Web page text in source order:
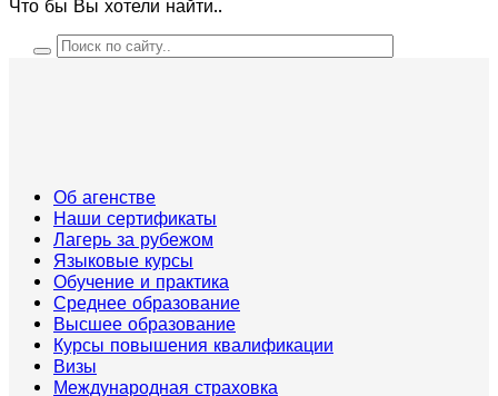
Что бы Вы хотели найти..
Об агенстве
Наши сертификаты
Лагерь за рубежом
Языковые курсы
Обучение и практика
Среднее образование
Высшее образование
Курсы повышения квалификации
Визы
Международная страховка